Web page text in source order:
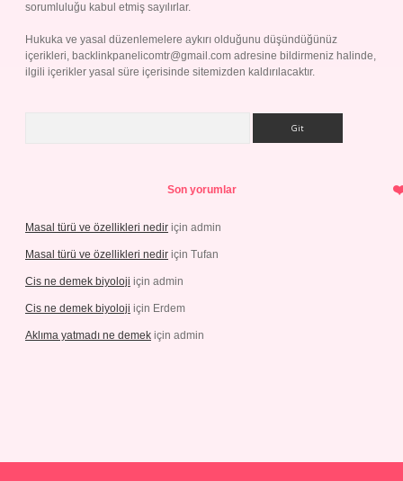
sorumluluğu kabul etmiş sayılırlar.
Hukuka ve yasal düzenlemelere aykırı olduğunu düşündüğünüz
içerikleri, backlinkpanelicomtr@gmail.com adresine bildirmeniz halinde,
ilgili içerikler yasal süre içerisinde sitemizden kaldırılacaktır.
Son yorumlar
Masal türü ve özellikleri nedir için admin
Masal türü ve özellikleri nedir için Tufan
Cis ne demek biyoloji için admin
Cis ne demek biyoloji için Erdem
Aklıma yatmadı ne demek için admin